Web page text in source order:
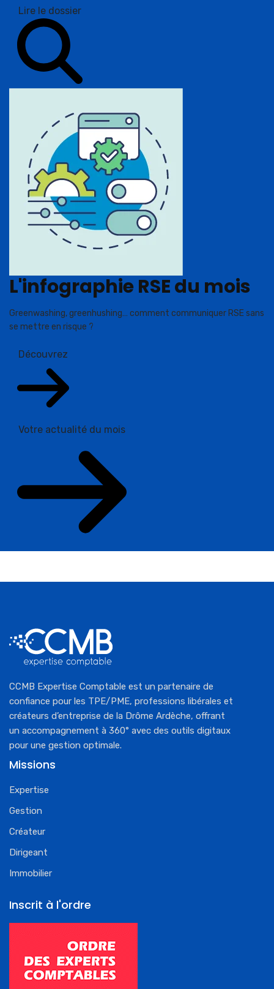
Lire le dossier
L'infographie RSE du mois
Greenwashing, greenhushing… comment communiquer RSE sans
se mettre en risque ?
Découvrez
Votre actualité du mois
CCMB Expertise Comptable est un partenaire de
confiance pour les TPE/PME, professions libérales et
créateurs d’entreprise de la Drôme Ardèche, offrant
un accompagnement à 360° avec des outils digitaux
pour une gestion optimale.
Missions
Expertise
Gestion
Créateur
Dirigeant
Immobilier
Inscrit à l'ordre